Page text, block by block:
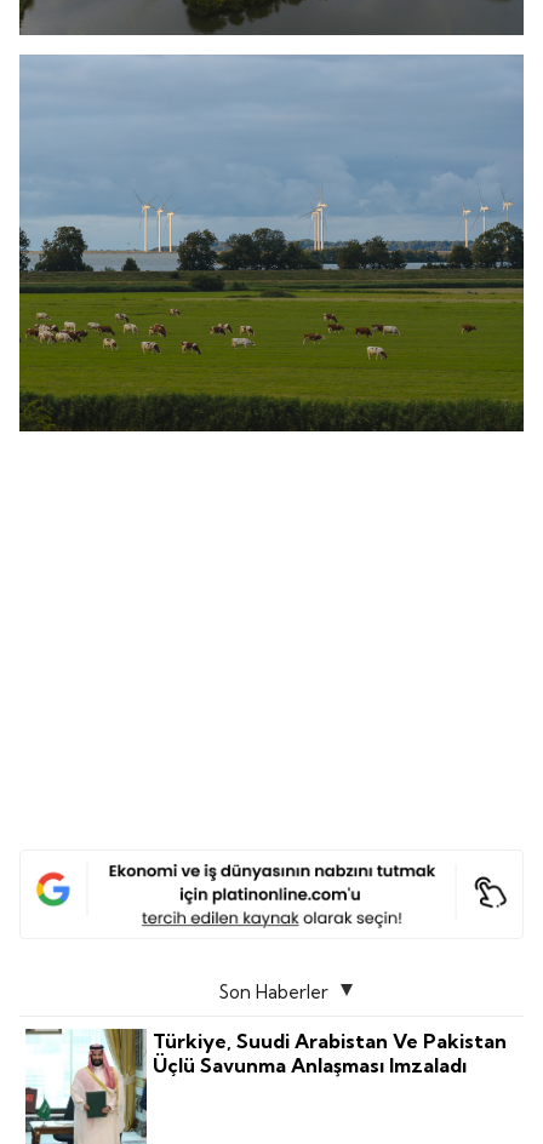
Son Haberler
Türkiye, Suudi Arabistan Ve Pakistan
Üçlü Savunma Anlaşması Imzaladı